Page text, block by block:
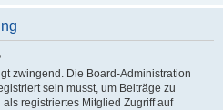
zwingend. Die Board-Administration
sein musst, um Beiträge zu
registriertes Mitglied Zugriff auf